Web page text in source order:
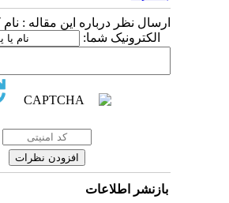
ارسال نظر درباره این مقاله : نام
الکترونیک شما:
بازنشر اطلاعات